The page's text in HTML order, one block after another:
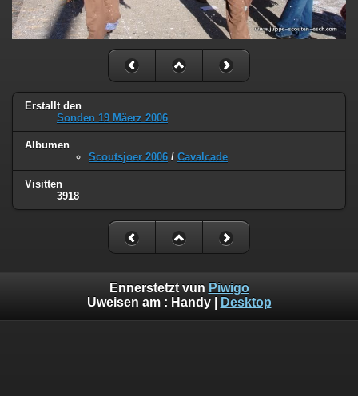
Erstallt den
Sonden 19 Mäerz 2006
Albumen
Scoutsjoer 2006 / Cavalcade
Visitten
3918
Ennerstetzt vun Piwigo
Uweisen am : Handy| Desktop